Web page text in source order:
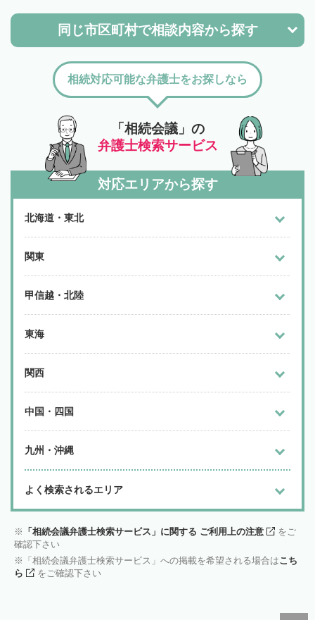
同じ市区町村で相談内容から探す
「相続会議」の
弁護士検索サービス
相続対応可能な弁護士をお探しなら
対応エリアから探す
北海道・東北
関東
甲信越・北陸
東海
関西
中国・四国
九州・沖縄
よく検索されるエリア
「相続会議弁護士検索サービス」に関する ご利用上の注意
をご
確認下さい
「相続会議弁護士検索サービス」への掲載を希望される場合はこち
ら
をご確認下さい